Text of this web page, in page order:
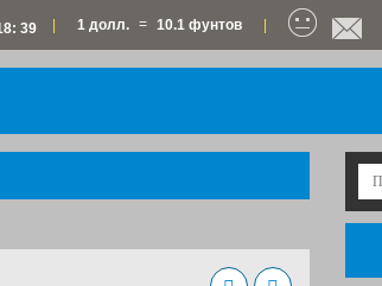
39 1 долл. = 10.1 фунтов